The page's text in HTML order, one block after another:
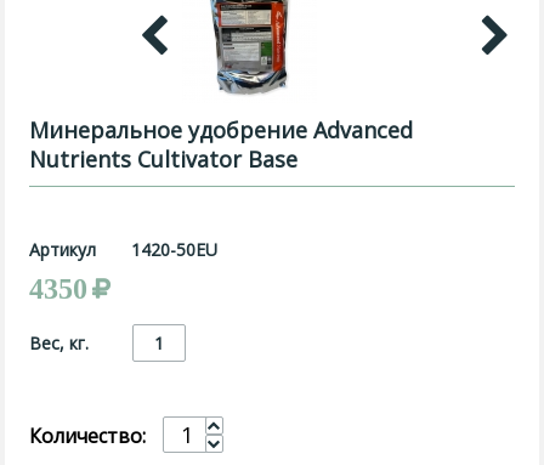
Минеральное удобрение Advanced
Nutrients Cultivator Base
Артикул 1420-50EU
4350
Вес, кг. 1
Количество: